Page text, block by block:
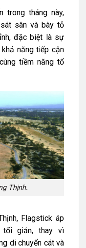
trong tháng này,
sân và bày tỏ
đặc biệt là sự
năng tiếp cận
tiềm năng tổ
Thịnh.
Flagstick áp
tối giản, thay vì
di chuyển cát và